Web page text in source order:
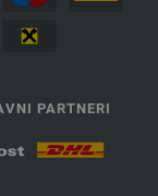
PARTNERI